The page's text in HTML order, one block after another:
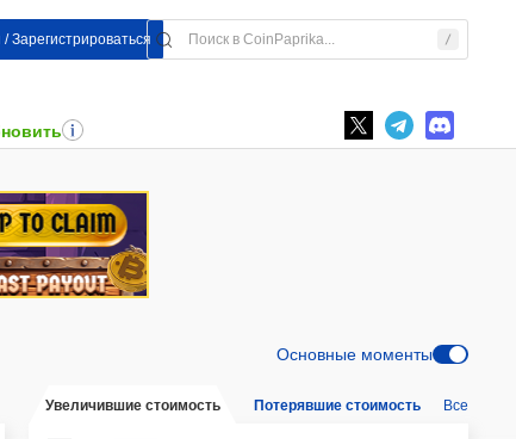
/ Зарегистрироваться
Основные моменты
Увеличившие стоимость Потерявшие стоимость Новые
Все